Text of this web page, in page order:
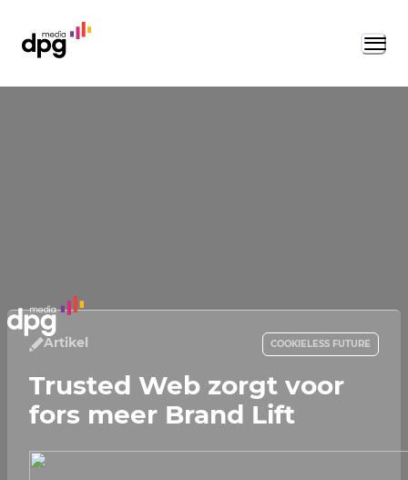
Artikel COOKIELESS FUTURE
Trusted Web zorgt voor
fors meer Brand Lift